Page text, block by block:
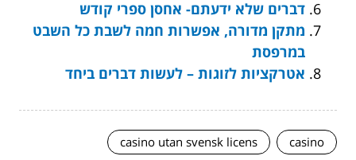
דברים שלא ידעתם- אחסן ספרי קודש
מתקן מדורה, אפשרות חמה לשבת כל השבט
במרפסת
אטרקציות לזוגות – לעשות דברים ביחד
casino
casino utan svensk licens